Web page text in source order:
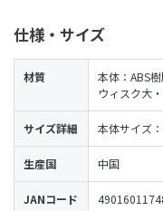
仕様・サイズ
材質
本体：ABS
ウィスク大
サイズ詳細 本体サイズ
生産国 中国
JANコード